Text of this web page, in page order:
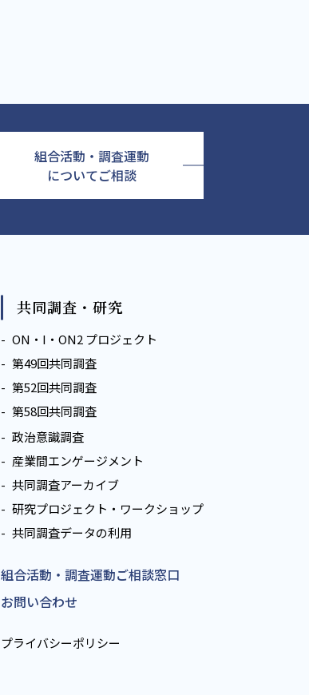
組合活動・調査運動
についてご相談
共同調査・研究
ON・I・ON2 プロジェクト
第49回共同調査
第52回共同調査
第58回共同調査
政治意識調査
産業間エンゲージメント
共同調査アーカイブ
研究プロジェクト・ワークショップ
共同調査データの利用
組合活動・調査運動ご相談窓口
お問い合わせ
プライバシーポリシー